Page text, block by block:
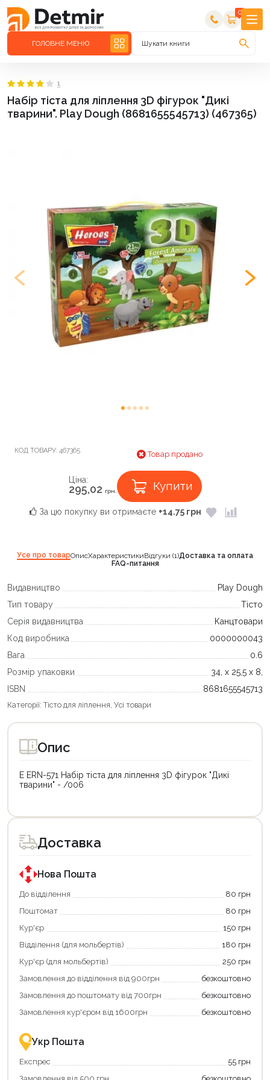
0
ГОЛОВНЕ МЕНЮ Шукати книги
Набір тіста для ліплення 3D фігурок "Дикі
тварини". Play Dough (8681655545713) (467365)
1
КОД ТОВАРУ: 467365 Товар продано
Ціна:
295,02 грн. Купити
За цю покупку ви отримаєте +14.75 грн
Усе про товарОписХарактеристикиВідгуки (1)Доставка та оплата
FAQ-питання
Видавництво
Play Dough
Тип товару
Тісто
Серія видавництва
Канцтовари
Код виробника
0000000043
Вага
0.6
Розмір упаковки
34, х 25,5 х 8,
ISBN
8681655545713
Категорії: Тісто для ліплення Усі товари
Опис
E ERN-571 Набір тіста для ліплення 3D фігурок "Дикі
тварини" - /006
Доставка
Нова Пошта
До відділення
80 грн
Поштомат
80 грн
Кур'єр
150 грн
Відділення (для мольбертів)
180 грн
Кур'єр (для мольбертів)
250 грн
Замовлення до відділення від 900грн
безкоштовно
Замовлення до поштомату від 700грн
безкоштовно
Замовлення кур'єром від 1600грн
безкоштовно
Укр Пошта
Експрес
55 грн